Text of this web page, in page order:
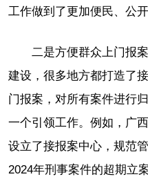
工作做到了更加便民、公
二是方便群众上门报
建设，很多地方都打造了
门报案，对所有案件进行
一个引领工作。例如，广
设立了接报案中心，规范
2024年刑事案件的超期立